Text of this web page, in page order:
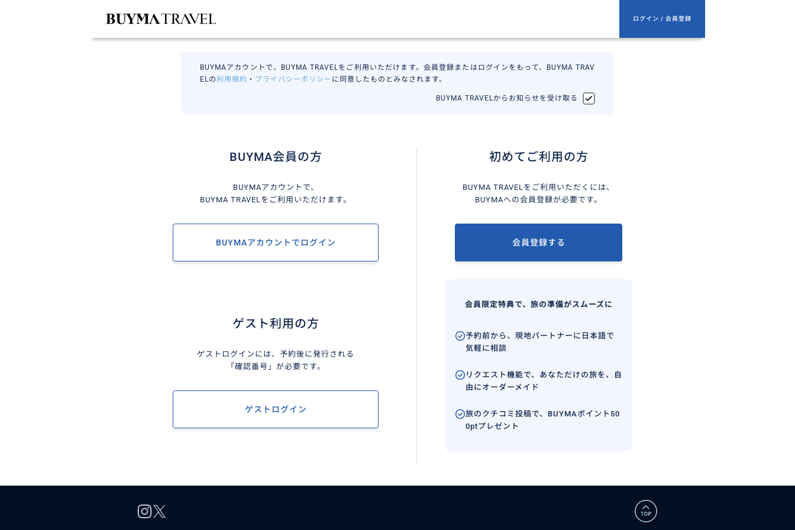
ログイン / 会員登録
BUYMAアカウントで、BUYMA TRAVELをご利用いただけます。会員登録またはログインをもって、BUYMA TRAV
ELの利用規約 ・ プライバシーポリシー に同意したものとみなされます。
BUYMA TRAVELからお知らせを受け取る
BUYMA会員の方
BUYMAアカウントで、
BUYMA TRAVELをご利用いただけます。
BUYMAアカウントでログイン
初めてご利用の方
BUYMA TRAVELをご利用いただくには、
BUYMAへの会員登録が必要です。
会員登録する
会員限定特典で、旅の準備がスムーズに
予約前から、現地パートナーに日本語で
気軽に相談
リクエスト機能で、あなただけの旅を、自
由にオーダーメイド
旅のクチコミ投稿で、BUYMAポイント50
0ptプレゼント
ゲスト利用の方
ゲストログインには、予約後に発行される
「確認番号」が必要です。
ゲストログイン